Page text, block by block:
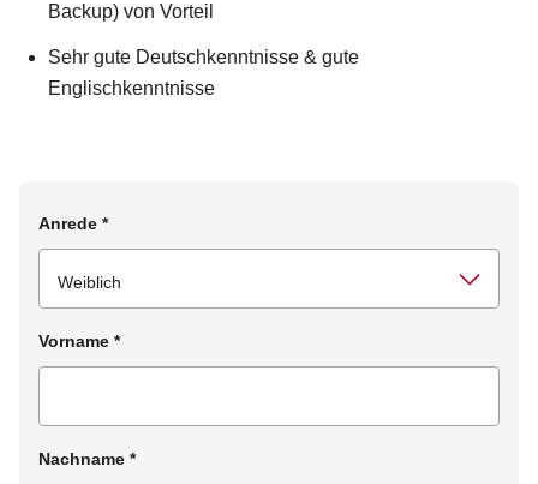
Backup) von Vorteil
Sehr gute Deutschkenntnisse & gute
Englischkenntnisse
Anrede *
Vorname *
Nachname *